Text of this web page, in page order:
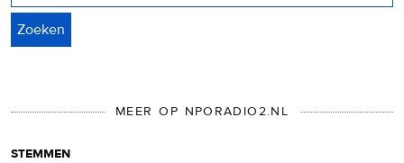
MEER OP NPORADIO2.NL
stemmen